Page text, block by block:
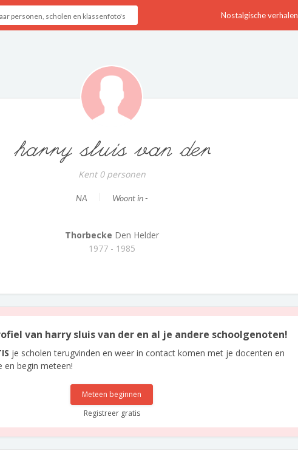
Nostalgische verhalen
harry sluis van der
Kent 0 personen
NA Woont in -
Thorbecke Den Helder
1977 - 1985
van harry sluis van der en al je andere schoolgenoten!
je scholen terugvinden en weer in contact komen met je docenten en
en begin meteen!
Meteen beginnen
Registreer gratis